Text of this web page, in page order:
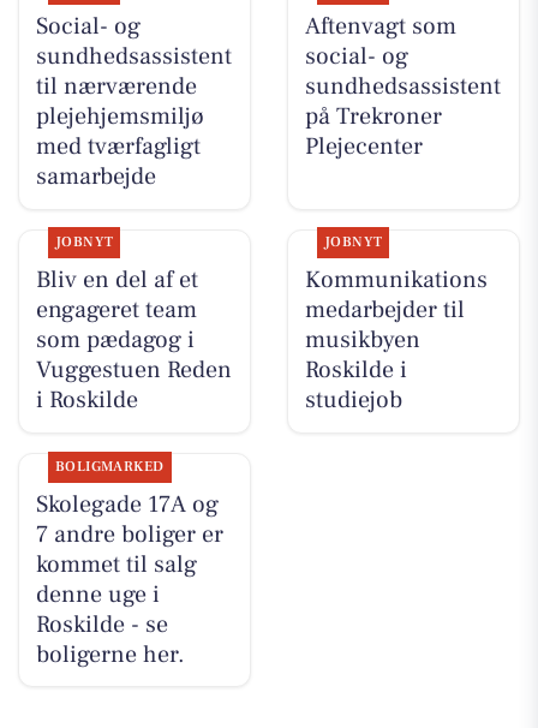
Social- og
sundhedsassistent
til nærværende
plejehjemsmiljø
med tværfagligt
samarbejde
Aftenvagt som
social- og
sundhedsassistent
på Trekroner
Plejecenter
JOBNYT
Bliv en del af et
engageret team
som pædagog i
Vuggestuen Reden
i Roskilde
JOBNYT
Kommunikations
medarbejder til
musikbyen
Roskilde i
studiejob
BOLIGMARKED
Skolegade 17A og
7 andre boliger er
kommet til salg
denne uge i
Roskilde - se
boligerne her.